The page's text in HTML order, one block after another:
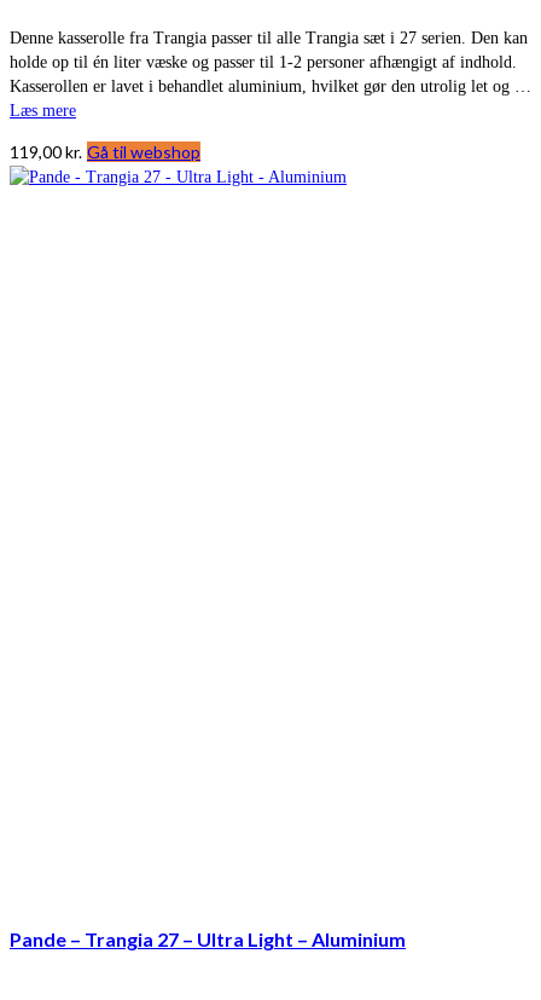
Denne kasserolle fra Trangia passer til alle Trangia sæt i 27 serien. Den kan
holde op til én liter væske og passer til 1-2 personer afhængigt af indhold.
Kasserollen er lavet i behandlet aluminium, hvilket gør den utrolig let og …
Læs mere
119,00kr. Gå til webshop
Pande – Trangia 27 – Ultra Light – Aluminium